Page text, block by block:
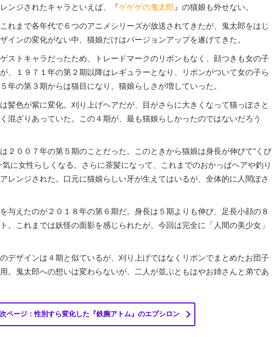
ンジされたキャラといえば、『ゲゲゲの鬼太郎 』の猫娘も外せない。
れまで各年代で６つのアニメシリーズが放送されてきたが、鬼太郎をはじ
インの変化がない中、猫娘だけはバージョンアップを遂げてきた。
ストキャラだったため、トレードマークのリボンもなく、顔つきも女の子
、１９７１年の第２期以降はレギュラーとなり、リボンがついて女の子ら
年の第３期からは猫目になり、猫娘らしさが増していった。
髪色が紫に変化。刈り上げヘアだが、目がさらに大きくなって猫っぽさと
混ざりあっていた。この４期が、最も猫娘らしかったのではないだろう
２００７年の第５期のことだった。このときから猫娘は身長が伸びて“くび
気に女性らしくなる。さらに茶髪になって、これまでのおかっぱヘアや釣り
レンジされた。口元に猫娘らしい牙が生えてはいるが、全体的に人間ぽさ
与えたのが２０１８年の第６期だ。身長は５期よりも伸び、足長小顔の８
。これまでは妖怪の面影を感じられたが、今回は完全に「人間の美少女」
デザインは４期と似ているが、刈り上げではなくリボンでまとめたお団子
。鬼太郎への想いは変わらないが、二人が並ぶともはやお姉さんと弟であ
次ページ：性別すら変化した『鉄腕アトム』のエプシロン